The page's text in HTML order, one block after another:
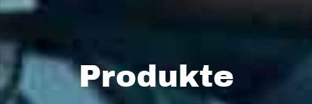
Produkte